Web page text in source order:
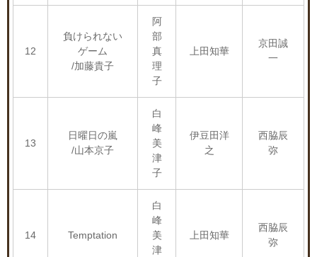
12
負けられない
ゲーム
/加藤貴子
阿
部
真
理
子
上田知華
京田誠
一
13
日曜日の嵐
/山本京子
白
峰
美
津
子
伊豆田洋
之
西脇辰
弥
14 Temptation
白
峰
美
津
上田知華
西脇辰
弥